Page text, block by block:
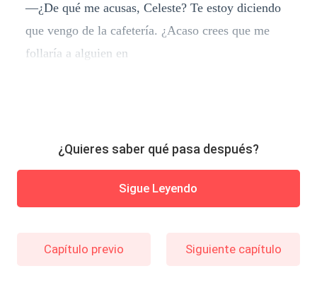
—¿De qué me acusas, Celeste? Te estoy diciendo
que vengo de la cafetería. ¿Acaso crees que me
follaría a alguien en
¿Quieres saber qué pasa después?
Sigue Leyendo
Capítulo previo Siguiente capítulo